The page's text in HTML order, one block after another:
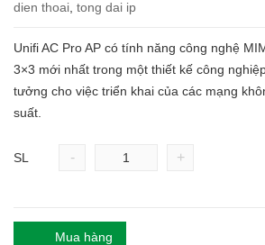
dien thoai tong dai ip
Unifi AC Pro AP có tính năng công nghệ
3×3 mới nhất trong một thiết kế công
tưởng cho việc triển khai của các mạng
suất.
SL - +
Mua hàng